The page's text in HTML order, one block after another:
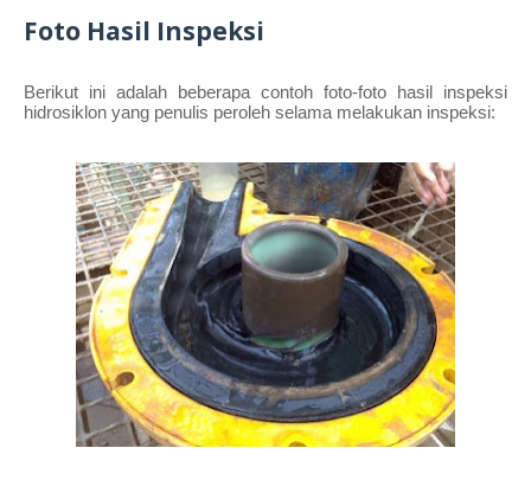
Foto Hasil Inspeksi
Berikut ini adalah beberapa contoh foto-foto hasil inspeksi
hidrosiklon yang penulis peroleh selama melakukan inspeksi: